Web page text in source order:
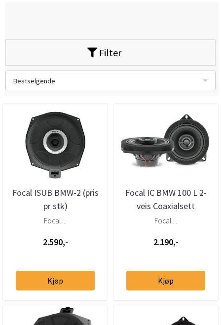
Filter
Bestselgende
Focal ISUB BMW-2 (pris
pr stk)
Focal ...
2.590,-
Kjøp
Focal IC BMW 100 L 2-
veis Coaxialsett
Focal ...
2.190,-
Kjøp